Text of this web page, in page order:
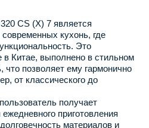
CS (X) 7 является
кухонь, где
Это
в Китае, выполнено в стильном
позволяет ему гармонично
от классического до
получает
приготовления
материалов и